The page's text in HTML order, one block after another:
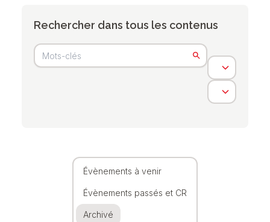
Rechercher dans tous les contenus
Évènements à venir
Évènements passés et CR
Archivé